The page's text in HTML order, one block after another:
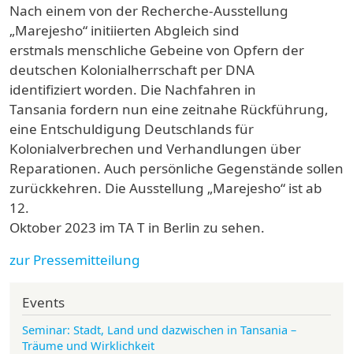
Nach einem von der Recherche-Ausstellung
„Marejesho“ initiierten Abgleich sind
erstmals menschliche Gebeine von Opfern der
deutschen Kolonialherrschaft per DNA
identifiziert worden. Die Nachfahren in
Tansania fordern nun eine zeitnahe Rückführung,
eine Entschuldigung Deutschlands für
Kolonialverbrechen und Verhandlungen über
Reparationen. Auch persönliche Gegenstände sollen
zurückkehren. Die Ausstellung „Marejesho“ ist ab
12.
Oktober 2023 im TA T in Berlin zu sehen.
zur Pressemitteilung
Events
Seminar: Stadt, Land und dazwischen in Tansania –
Träume und Wirklichkeit